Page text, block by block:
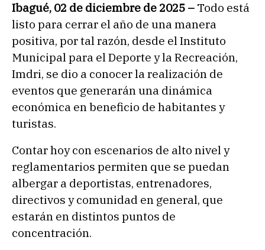
Ibagué, 02 de diciembre de 2025 – Todo está
listo para cerrar el año de una manera
positiva, por tal razón, desde el Instituto
Municipal para el Deporte y la Recreación,
Imdri, se dio a conocer la realización de
eventos que generarán una dinámica
económica en beneficio de habitantes y
turistas.
Contar hoy con escenarios de alto nivel y
reglamentarios permiten que se puedan
albergar a deportistas, entrenadores,
directivos y comunidad en general, que
estarán en distintos puntos de
concentración.